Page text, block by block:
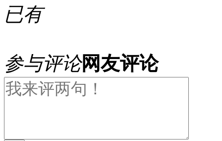
已有
参与评论网友评论